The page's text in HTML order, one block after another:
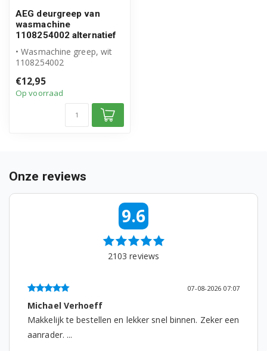
LAV64810 91401633600
L52600 91452400200
L52600 91452400201
L52600 91452400202
L54600 91452400302
L54811 91452402101
L64811 91452411700
L66811 91452411800
AEG deurgreep van
wasmachine
1108254002 alternatief
• Wasmachine greep, wit
1108254002
• Hoogwaardig alternati...
€12,95
Op voorraad
Onze reviews
9.6
2103 reviews
07-08-2026 07:07
Michael Verhoeff
Makkelijk te bestellen en lekker snel binnen. Zeker een
aanrader. ...